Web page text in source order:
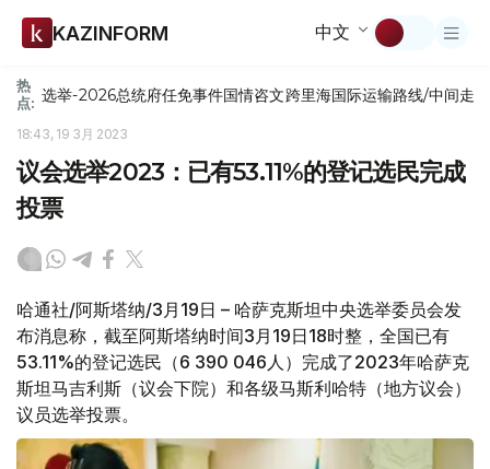
KAZINFORM 中文
热
点: 选举-2026总统府任免事件国情咨文跨里海国际运输路线/中间走廊
18:43, 19 3月 2023
议会选举2023：已有53.11%的登记选民完成
投票
哈通社/阿斯塔纳/3月19日 – 哈萨克斯坦中央选举委员会发
布消息称，截至阿斯塔纳时间3月19日18时整，全国已有
53.11%的登记选民（6 390 046人）完成了2023年哈萨克
斯坦马吉利斯（议会下院）和各级马斯利哈特（地方议会）
议员选举投票。